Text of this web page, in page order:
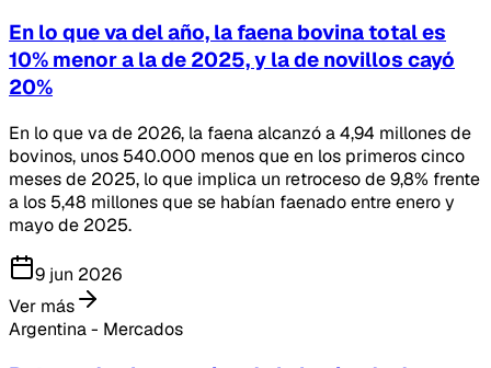
En lo que va del año, la faena bovina total es
10% menor a la de 2025, y la de novillos cayó
20%
En lo que va de 2026, la faena alcanzó a 4,94 millones de
bovinos, unos 540.000 menos que en los primeros cinco
meses de 2025, lo que implica un retroceso de 9,8% frente
a los 5,48 millones que se habían faenado entre enero y
mayo de 2025.
9 jun 2026
Ver más
Argentina - Mercados